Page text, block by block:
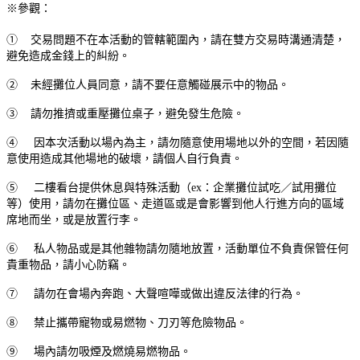
※參觀：
① 交易問題不在本活動的管轄範圍內，請在雙方交易時溝通清楚，
避免造成金錢上的糾紛。
② 未經攤位人員同意，請不要任意觸碰展示中的物品。
③ 請勿推擠或重壓攤位桌子，避免發生危險。
④ 因本次活動以場內為主，請勿隨意使用場地以外的空間，若因隨
意使用造成其他場地的破壞，請個人自行負責。
⑤ 二樓看台提供休息與特殊活動（ex：企業攤位試吃／試用攤位
等）使用，請勿在攤位區、走道區或是會影響到他人行進方向的區域
席地而坐，或是放置行李。
⑥ 私人物品或是其他雜物請勿隨地放置，活動單位不負責保管任何
貴重物品，請小心防竊。
⑦ 請勿在會場內奔跑、大聲喧嘩或做出違反法律的行為。
⑧ 禁止攜帶寵物或易燃物、刀刃等危險物品。
⑨ 場內請勿吸煙及燃燒易燃物品。